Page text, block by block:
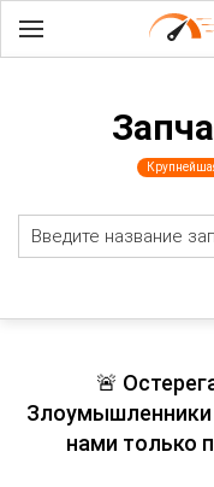
🚨
Злоумышленники
нами только